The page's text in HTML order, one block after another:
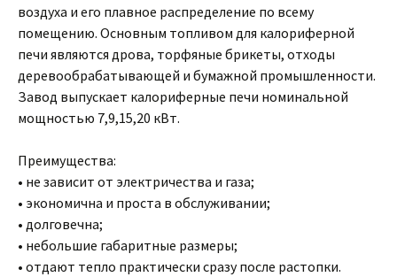
воздуха и его плавное распределение по всему
помещению. Основным топливом для калориферной
печи являются дрова, торфяные брикеты, отходы
деревообрабатывающей и бумажной промышленности.
Завод выпускает калориферные печи номинальной
мощностью 7,9,15,20 кВт.
Преимущества:
• не зависит от электричества и газа;
• экономична и проста в обслуживании;
• долговечна;
• небольшие габаритные размеры;
• отдают тепло практически сразу после растопки.